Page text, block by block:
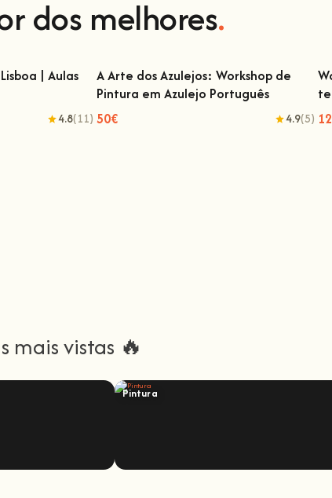
dos melhores.
| Aulas de
| Aulas
4.8(11)
A Arte dos Azulejos: Workshop de Pintura
A Arte dos Azulejos: Workshop de
Pintura em Azulejo Português
50€
4.9(5)
mais vistas 🔥
Pintura